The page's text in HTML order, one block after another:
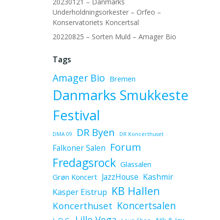
Underholdningsorkester – Orfeo –
Konservatoriets Koncertsal
20220825 – Sorten Muld – Amager Bio
Tags
Amager Bio Bremen
Danmarks Smukkeste
Festival
DMA 09 DR Byen DR Koncerthuset
Falkoner Salen Forum
Fredagsrock Glassalen
Grøn Koncert JazzHouse Kashmir
Kasper Eistrup KB Hallen
Koncerthuset Koncertsalen